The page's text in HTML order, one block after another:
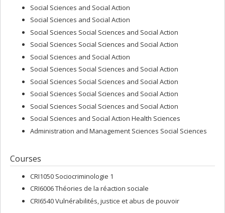
Social Sciences and Social Action
Social Sciences and Social Action
Social Sciences Social Sciences and Social Action
Social Sciences Social Sciences and Social Action
Social Sciences and Social Action
Social Sciences Social Sciences and Social Action
Social Sciences Social Sciences and Social Action
Social Sciences Social Sciences and Social Action
Social Sciences Social Sciences and Social Action
Social Sciences and Social Action Health Sciences
Administration and Management Sciences Social Sciences
Courses
CRI1050 Sociocriminologie 1
CRI6006 Théories de la réaction sociale
CRI6540 Vulnérabilités, justice et abus de pouvoir